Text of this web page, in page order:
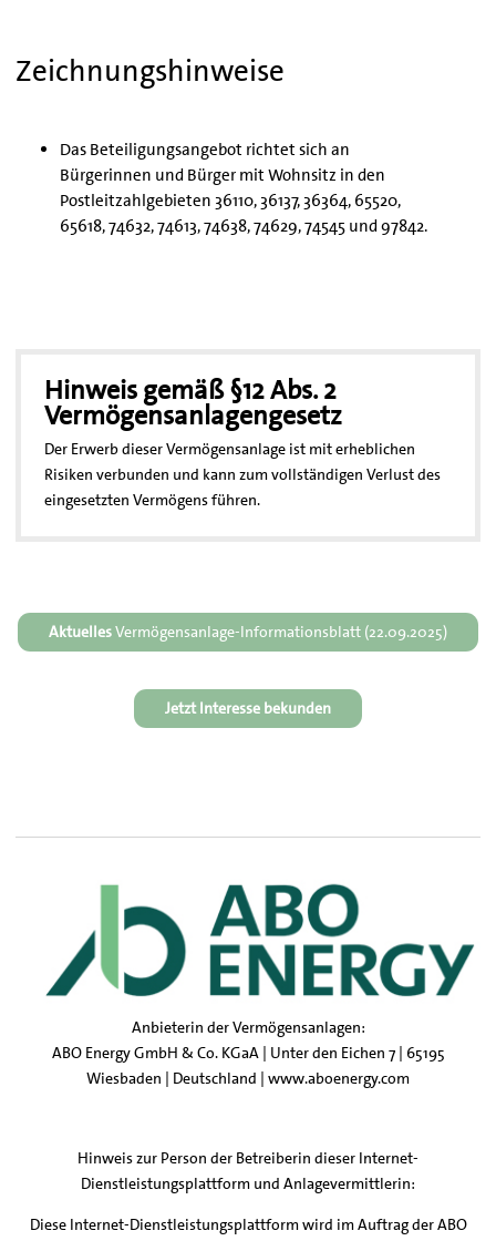
Zeichnungshinweise
Das Beteiligungsangebot richtet sich an
Bürgerinnen und Bürger mit Wohnsitz in den
Postleitzahlgebieten 36110, 36137, 36364, 65520,
65618, 74632, 74613, 74638, 74629, 74545 und 97842.
Hinweis gemäß §12 Abs. 2
Vermögensanlagengesetz
Der Erwerb dieser Vermögensanlage ist mit erheblichen
Risiken verbunden und kann zum vollständigen Verlust des
eingesetzten Vermögens führen.
AktuellesVermögensanlage-Informationsblatt (22.09.2025)
Jetzt Interesse bekunden
Anbieterin der Vermögensanlagen:
ABO Energy GmbH & Co. KGaA | Unter den Eichen 7 | 65195
Wiesbaden | Deutschland | www.aboenergy.com
Hinweis zur Person der Betreiberin dieser Internet-
Dienstleistungsplattform und Anlagevermittlerin:
Diese Internet-Dienstleistungsplattform wird im Auftrag der ABO